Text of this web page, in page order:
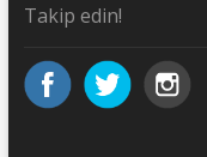
Takip edin!